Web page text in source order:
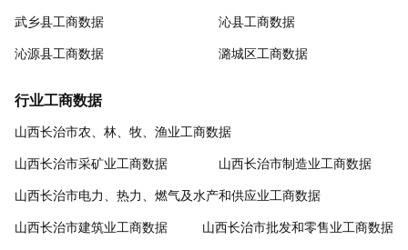
武乡县工商数据
沁县工商数据
沁源县工商数据
潞城区工商数据
行业工商数据
山西长治市农、林、牧、渔业工商数据
山西长治市采矿业工商数据
山西长治市制造业工商数据
山西长治市电力、热力、燃气及水产和供应业工商数据
山西长治市建筑业工商数据
山西长治市批发和零售业工商数据